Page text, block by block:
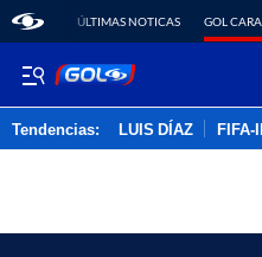
ÚLTIMAS NOTICAS GOL
Tendencias: LUIS DÍAZ FIFA-